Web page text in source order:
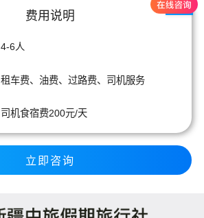
费用说明
4-6人
租车费、油费、过路费、司机服务
司机食宿费200元/天
立即咨询